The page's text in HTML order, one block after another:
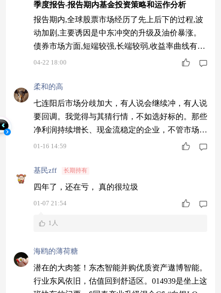
季度报告-报告期内基金投资策略和运作分析
报告期内,全球股票市场经历了先上后下的过程,波
动加剧,主要诱因是中东冲突的升级及油价暴涨。
债券市场方面,短端较强,长端较弱,收益率曲线有所
陡峭化。商品市场表现,金银经历了历史极值的波
证指数下跌1.94%,沪深300指数下跌3.89%,创业板
指数下跌0.57%,科创综指下跌1.11%,北证50指数下
跌13.34%;港股方面,恒生科技指数大幅下跌15.70
04-22 18:00
柔和的高
七连阳后市场分歧加大，有人说会继续冲，有人说
要回调。我觉得与其猜行情，不如选好标的。那些
净利润持续增长、现金流稳定的企业，不管市场怎
么波动，长期都能赚钱，现在慢慢布局。 #1月基
01-16 14:59
基民zff 长期持有
四年了，还在亏， 真的很垃圾
01-07 21:54
1人
海鸥的薄荷糖
潜在的大肉签！东杰智能并购优质资产遨博智能。
行业东风依旧，估值回到舒适区。014939是坐上这